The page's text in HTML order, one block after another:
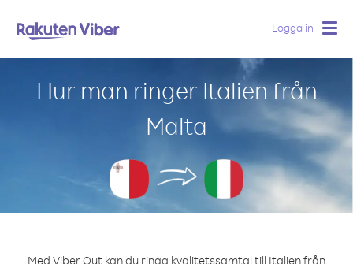
Logga in
Hur man ringer Italien från
Malta
Med Viber Out kan du ringa kvalitetssamtal till Italien från